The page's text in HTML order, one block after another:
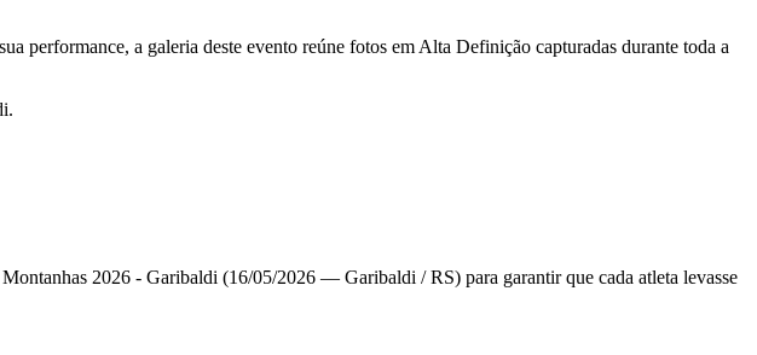
performance, a galeria deste evento reúne fotos em Alta Definição capturadas durante toda a
2026 - Garibaldi (16/05/2026 — Garibaldi / RS) para garantir que cada atleta levasse